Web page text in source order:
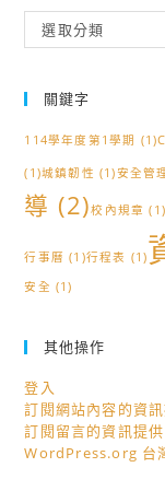
類
選取分類
關鍵字
114學年度第1學期 (1)
(1)城鎮韌性 (1)安全管
導 (2)校內規章
行事曆 (1)行程表 (1)
安全 (1)
其他操作
登入
訂閱網站內容的資
訂閱留言的資訊提供
WordPress.org 台